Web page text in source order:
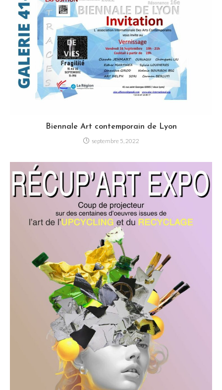
Biennale Art contemporain de Lyon
septembre 5, 2022